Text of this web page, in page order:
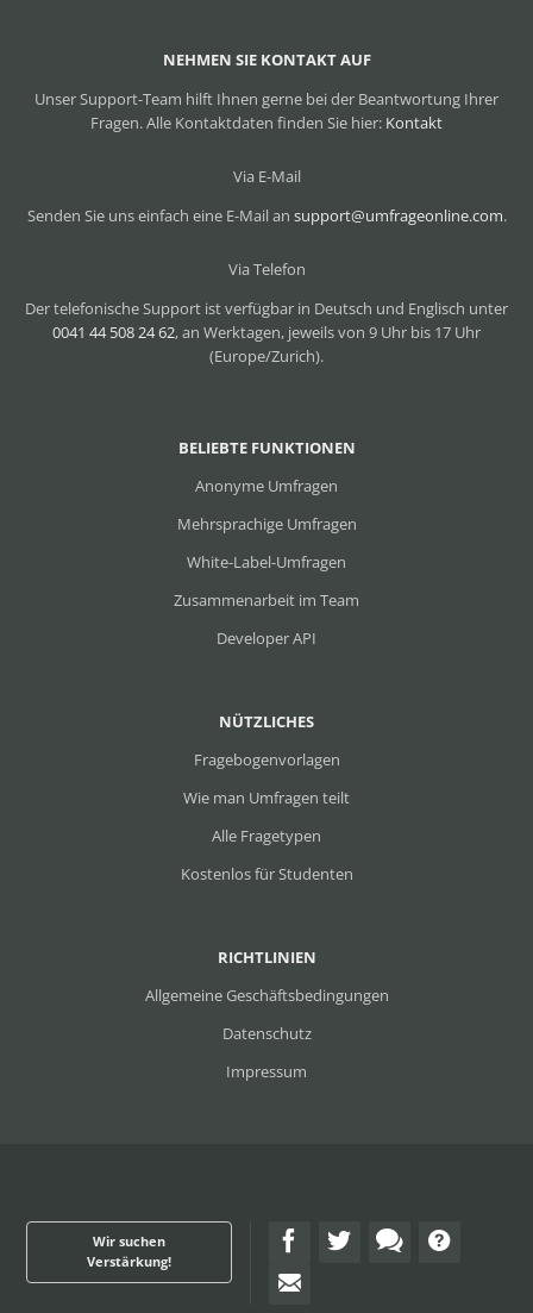
RICHTLINIEN
Allgemeine Geschäftsbedingungen
Datenschutz
Impressum
NÜTZLICHES
Fragebogenvorlagen
Wie man Umfragen teilt
Alle Fragetypen
Kostenlos für Studenten
BELIEBTE FUNKTIONEN
Anonyme Umfragen
Mehrsprachige Umfragen
White-Label-Umfragen
Zusammenarbeit im Team
Developer API
NEHMEN SIE KONTAKT AUF
Unser Support-Team hilft Ihnen gerne bei der Beantwortung Ihrer
Fragen. Alle Kontaktdaten finden Sie hier: Kontakt
Via E-Mail
Senden Sie uns einfach eine E-Mail an support@umfrageonline.com.
Via Telefon
Der telefonische Support ist verfügbar in Deutsch und Englisch unter
0041 44 508 24 62, an Werktagen, jeweils von 9 Uhr bis 17 Uhr
(Europe/Zurich).
Wir suchen
Verstärkung!